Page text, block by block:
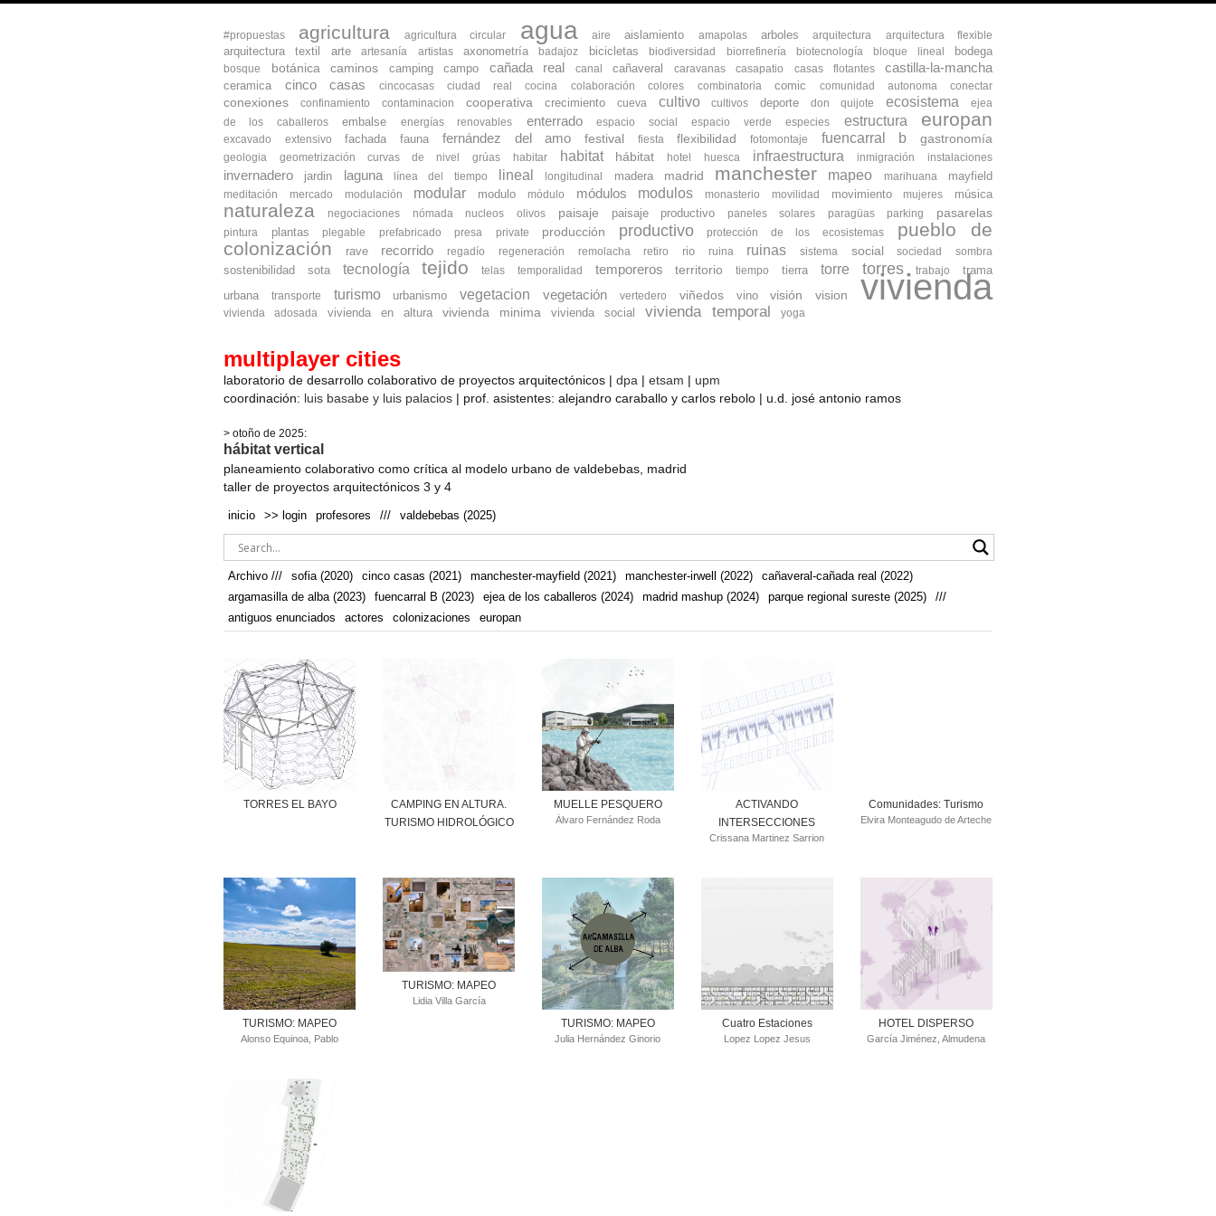
#propuestas agricultura agricultura circular agua aire aislamiento amapolas arboles arquitectura arquitectura flexible
arquitectura textil arte artesanía artistas axonometría badajoz bicicletas biodiversidad biorrefinería biotecnología bloque lineal bodega
bosque botánica caminos camping campo cañada real canal cañaveral caravanas casapatio casas flotantes castilla-la-mancha
ceramica cinco casas cincocasas ciudad real cocina colaboración colores combinatoria comic comunidad autonoma conectar
conexiones confinamiento contaminacion cooperativa crecimiento cueva cultivo cultivos deporte don quijote ecosistema
ejea
de los caballeros
embalse energías renovables enterrado espacio social espacio verde especies estructura europan
excavado extensivo fachada fauna fernández del amo festival fiesta flexibilidad fotomontaje fuencarral b gastronomía
geologia geometrización curvas de nivel grúas habitar habitat hábitat hotel huesca infraestructura inmigración instalaciones
invernadero jardin laguna línea del tiempo lineal longitudinal madera madrid manchester mapeo marihuana mayfield
meditación mercado modulación modular modulo módulo módulos modulos monasterio movilidad movimiento mujeres música
naturaleza negociaciones nómada nucleos olivos paisaje paisaje productivo paneles solares paragüas parking pasarelas
pintura plantas plegable prefabricado presa private producción productivo protección de los ecosistemas
pueblo de
colonización
rave recorrido regadío regeneración remolacha retiro rio ruina ruinas sistema social sociedad sombra
sostenibilidad sota tecnología tejido telas temporalidad temporeros territorio tiempo tierra torre torres trabajo
trama
urbana
transporte turismo urbanismo vegetacion vegetación vertedero viñedos vino visión vision vivienda
vivienda adosada vivienda en altura vivienda minima vivienda social vivienda temporal yoga
multiplayer cities
laboratorio de desarrollo colaborativo de proyectos arquitectónicos | dpa | etsam | upm
coordinación: luis basabe y luis palacios | prof. asistentes: alejandro caraballo y carlos rebolo | u.d. josé antonio ramos
> otoño de 2025:
hábitat vertical
planeamiento colaborativo como crítica al modelo urbano de valdebebas, madrid
taller de proyectos arquitectónicos 3 y 4
inicio >> login profesores /// valdebebas (2025)
Archivo /// sofia (2020) cinco casas (2021) manchester-mayfield (2021) manchester-irwell (2022)
cañaveral-cañada real (2022)
argamasilla de alba (2023)
fuencarral B (2023) ejea de los caballeros (2024) madrid mashup (2024) parque regional sureste (2025)
///
antiguos enunciados
actores colonizaciones europan
TORRES EL BAYO
CAMPING EN ALTURA.
TURISMO HIDROLÓGICO
MUELLE PESQUERO
Álvaro Fernández Roda
ACTIVANDO
INTERSECCIONES
Crissana Martinez Sarrion
Comunidades: Turismo
Elvira Monteagudo de Arteche
TURISMO: MAPEO
Alonso Equinoa, Pablo
TURISMO: MAPEO
Lidia Villa García
TURISMO: MAPEO
Julia Hernández Ginorio
Cuatro Estaciones
Lopez Lopez Jesus
HOTEL DISPERSO
García Jiménez, Almudena